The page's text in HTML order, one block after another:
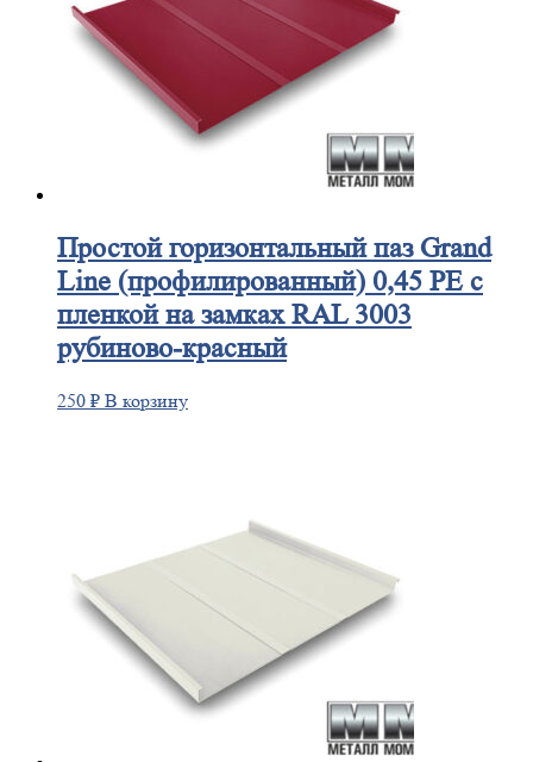
Простойгоризонтальный паз Grand
Line (профилированный) 0,45 PE с
пленкой на замках RAL 3003
рубиново-красный
250 ₽ В корзину